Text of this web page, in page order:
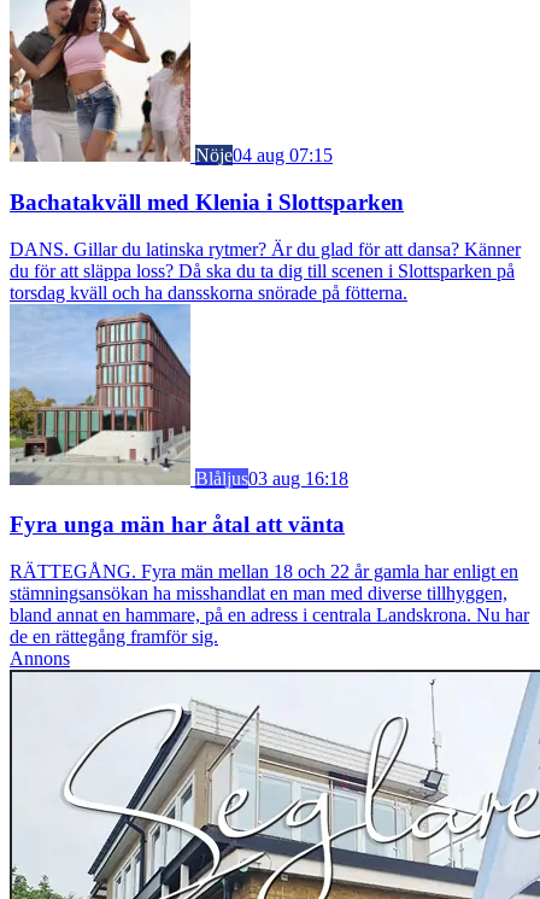
Nöje04 aug 07:15
Bachatakväll med Klenia i Slottsparken
DANS. Gillar du latinska rytmer? Är du glad för att dansa? Känner
du för att släppa loss? Då ska du ta dig till scenen i Slottsparken på
torsdag kväll och ha dansskorna snörade på fötterna.
Blåljus03 aug 16:18
Fyra unga män har åtal att vänta
RÄTTEGÅNG. Fyra män mellan 18 och 22 år gamla har enligt en
stämningsansökan ha misshandlat en man med diverse tillhyggen,
bland annat en hammare, på en adress i centrala Landskrona. Nu har
de en rättegång framför sig.
Annons